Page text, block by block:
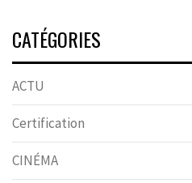
CATÉGORIES
ACTU
Certification
CINÉMA